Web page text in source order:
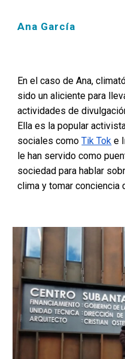
Ana García
En el caso de Ana,
sido un aliciente para
actividades de
Ella es la popular
sociales como Tik Tok e
le han servido como
sociedad para hablar
clima y tomar conciencia